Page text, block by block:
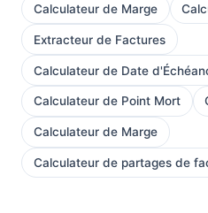
Calculateur de Marge
Extracteur de Factures
Calculateur de Date
Calculateur de Point Mort
Calculateur de Marge
Calculateur de partages de